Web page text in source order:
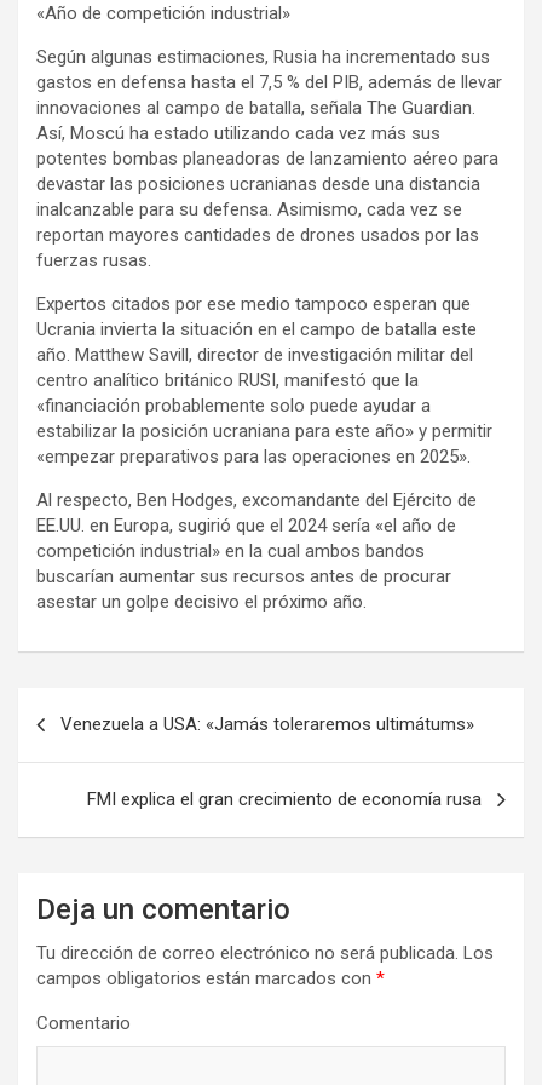
«Año de competición industrial»
Según algunas estimaciones, Rusia ha incrementado sus
gastos en defensa hasta el 7,5 % del PIB, además de llevar
innovaciones al campo de batalla, señala The Guardian.
Así, Moscú ha estado utilizando cada vez más sus
potentes bombas planeadoras de lanzamiento aéreo para
devastar las posiciones ucranianas desde una distancia
inalcanzable para su defensa. Asimismo, cada vez se
reportan mayores cantidades de drones usados por las
fuerzas rusas.
Expertos citados por ese medio tampoco esperan que
Ucrania invierta la situación en el campo de batalla este
año. Matthew Savill, director de investigación militar del
centro analítico británico RUSI, manifestó que la
«financiación probablemente solo puede ayudar a
estabilizar la posición ucraniana para este año» y permitir
«empezar preparativos para las operaciones en 2025».
Al respecto, Ben Hodges, excomandante del Ejército de
EE.UU. en Europa, sugirió que el 2024 sería «el año de
competición industrial» en la cual ambos bandos
buscarían aumentar sus recursos antes de procurar
asestar un golpe decisivo el próximo año.
Venezuela a USA: «Jamás toleraremos ultimátums»
FMI explica el gran crecimiento de economía rusa
Deja un comentario
Tu dirección de correo electrónico no será publicada. Los
campos obligatorios están marcados con *
Comentario